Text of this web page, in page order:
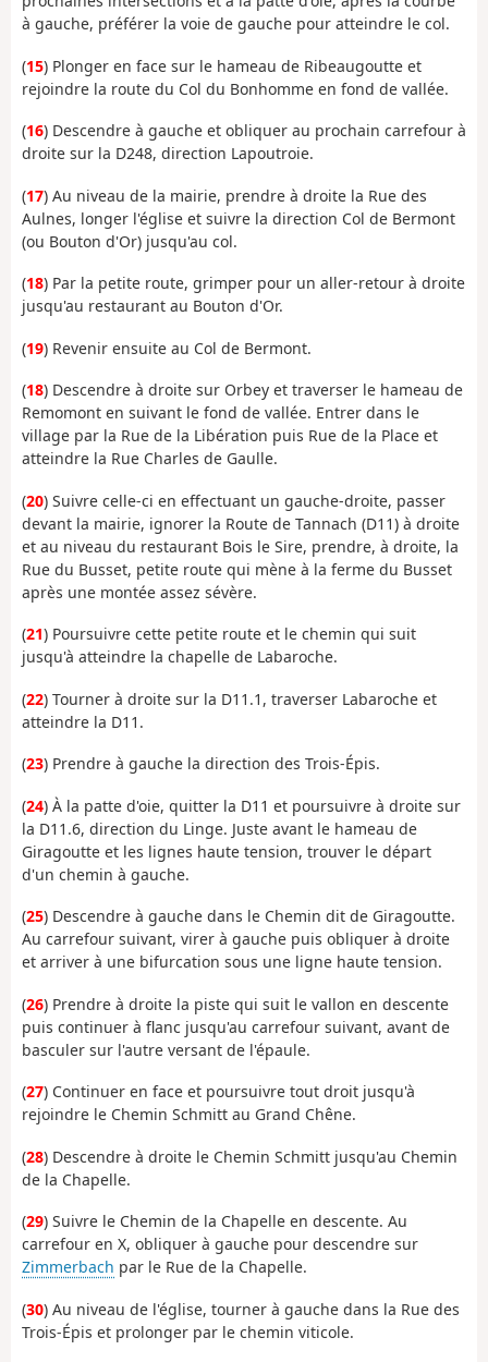
à gauche, préférer la voie de gauche pour atteindre le col.
(15) Plonger en face sur le hameau de Ribeaugoutte et
rejoindre la route du Col du Bonhomme en fond de vallée.
(16) Descendre à gauche et obliquer au prochain carrefour à
droite sur la D248, direction Lapoutroie.
(17) Au niveau de la mairie, prendre à droite la Rue des
Aulnes, longer l'église et suivre la direction Col de Bermont
(ou Bouton d'Or) jusqu'au col.
(18) Par la petite route, grimper pour un aller-retour à droite
jusqu'au restaurant au Bouton d'Or.
(19) Revenir ensuite au Col de Bermont.
(18) Descendre à droite sur Orbey et traverser le hameau de
Remomont en suivant le fond de vallée. Entrer dans le
village par la Rue de la Libération puis Rue de la Place et
atteindre la Rue Charles de Gaulle.
(20) Suivre celle-ci en effectuant un gauche-droite, passer
devant la mairie, ignorer la Route de Tannach (D11) à droite
et au niveau du restaurant Bois le Sire, prendre, à droite, la
Rue du Busset, petite route qui mène à la ferme du Busset
après une montée assez sévère.
(21) Poursuivre cette petite route et le chemin qui suit
jusqu'à atteindre la chapelle de Labaroche.
(22) Tourner à droite sur la D11.1, traverser Labaroche et
atteindre la D11.
(23) Prendre à gauche la direction des Trois-Épis.
(24) À la patte d'oie, quitter la D11 et poursuivre à droite sur
la D11.6, direction du Linge. Juste avant le hameau de
Giragoutte et les lignes haute tension, trouver le départ
d'un chemin à gauche.
(25) Descendre à gauche dans le Chemin dit de Giragoutte.
Au carrefour suivant, virer à gauche puis obliquer à droite
et arriver à une bifurcation sous une ligne haute tension.
(26) Prendre à droite la piste qui suit le vallon en descente
puis continuer à flanc jusqu'au carrefour suivant, avant de
basculer sur l'autre versant de l'épaule.
(27) Continuer en face et poursuivre tout droit jusqu'à
rejoindre le Chemin Schmitt au Grand Chêne.
(28) Descendre à droite le Chemin Schmitt jusqu'au Chemin
de la Chapelle.
(29) Suivre le Chemin de la Chapelle en descente. Au
carrefour en X, obliquer à gauche pour descendre sur
Zimmerbach par le Rue de la Chapelle.
(30) Au niveau de l'église, tourner à gauche dans la Rue des
Trois-Épis et prolonger par le chemin viticole.